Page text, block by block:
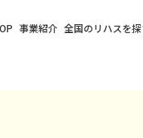
事業紹介 全国のリハスを